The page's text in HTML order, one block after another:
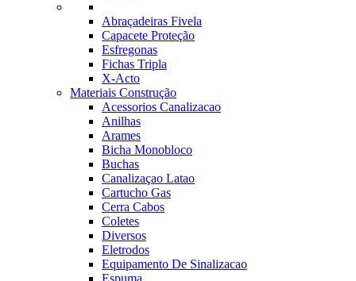
Abraçadeiras Fivela
Capacete Proteção
Esfregonas
Fichas Tripla
X-Acto
Materiais Construção
Acessorios Canalizacao
Anilhas
Arames
Bicha Monobloco
Buchas
Canalizaçao Latao
Cartucho Gas
Cerra Cabos
Coletes
Diversos
Eletrodos
Equipamento De Sinalizacao
Espuma